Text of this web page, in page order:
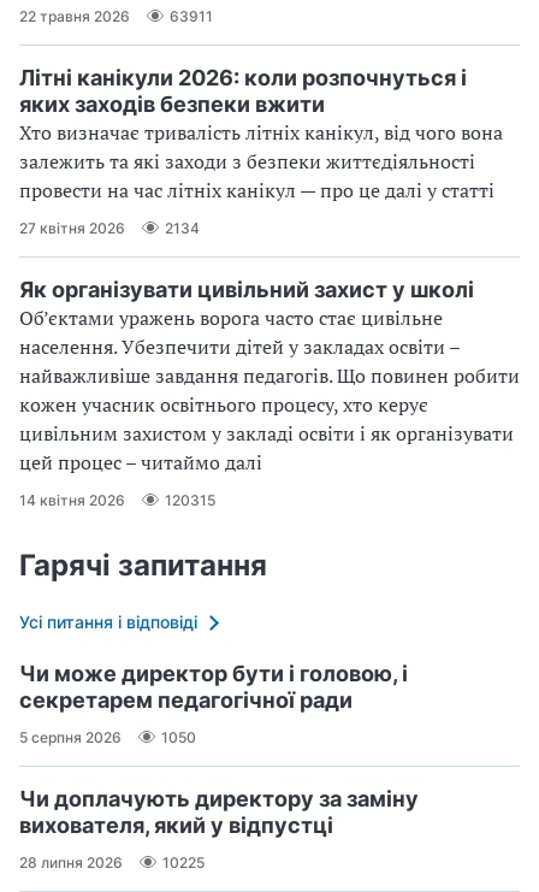
22 травня 2026 63911
Літні канікули 2026: коли розпочнуться і
яких заходів безпеки вжити
Хто визначає тривалість літніх канікул, від чого вона
залежить та які заходи з безпеки життєдіяльності
провести на час літніх канікул — про це далі у статті
27 квітня 2026 2134
Як організувати цивільний захист у школі
Об’єктами уражень ворога часто стає цивільне
населення. Убезпечити дітей у закладах освіти –
найважливіше завдання педагогів. Що повинен робити
кожен учасник освітнього процесу, хто керує
цивільним захистом у закладі освіти і як організувати
цей процес – читаймо далі
14 квітня 2026 120315
Гарячі запитання
Усі питання і відповіді
Чи може директор бути і головою, і
секретарем педагогічної ради
5 серпня 2026 1050
Чи доплачують директору за заміну
вихователя, який у відпустці
28 липня 2026 10225